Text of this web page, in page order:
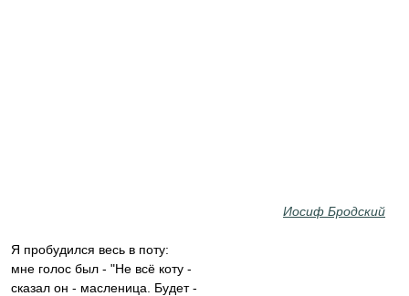
Иосиф Бродский
Я пробудился весь в поту:
мне голос был - "Не всё коту -
сказал он - масленица. Будет -